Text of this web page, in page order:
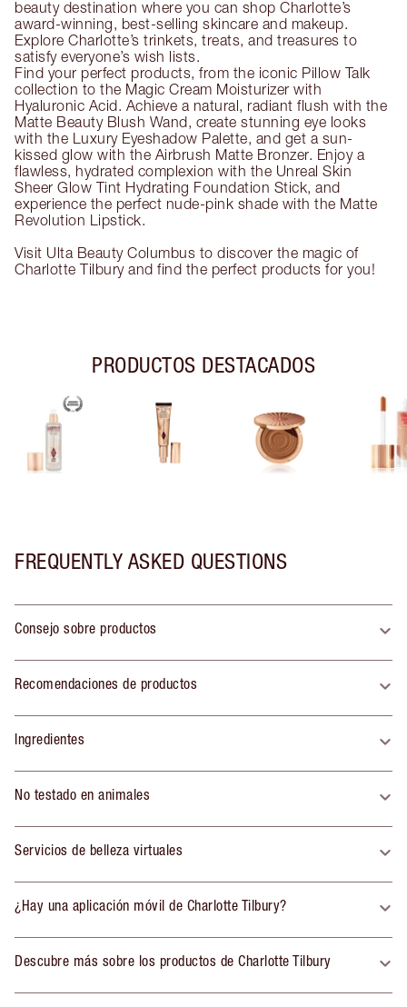
beauty destination where you can shop Charlotte’s
award-winning, best-selling skincare and makeup.
Explore Charlotte’s trinkets, treats, and treasures to
satisfy everyone’s wish lists.
Find your perfect products, from the iconic Pillow Talk
collection to the Magic Cream Moisturizer with
Hyaluronic Acid. Achieve a natural, radiant flush with the
Matte Beauty Blush Wand, create stunning eye looks
with the Luxury Eyeshadow Palette, and get a sun-
kissed glow with the Airbrush Matte Bronzer. Enjoy a
flawless, hydrated complexion with the Unreal Skin
Sheer Glow Tint Hydrating Foundation Stick, and
experience the perfect nude-pink shade with the Matte
Revolution Lipstick.
Visit Ulta Beauty Columbus to discover the magic of
Charlotte Tilbury and find the perfect products for you!
PRODUCTOS DESTACADOS
FREQUENTLY ASKED QUESTIONS
Consejo sobre productos
Recomendaciones de productos
Ingredientes
No testado en animales
Servicios de belleza virtuales
¿Hay una aplicación móvil de Charlotte Tilbury?
Descubre más sobre los productos de Charlotte Tilbury